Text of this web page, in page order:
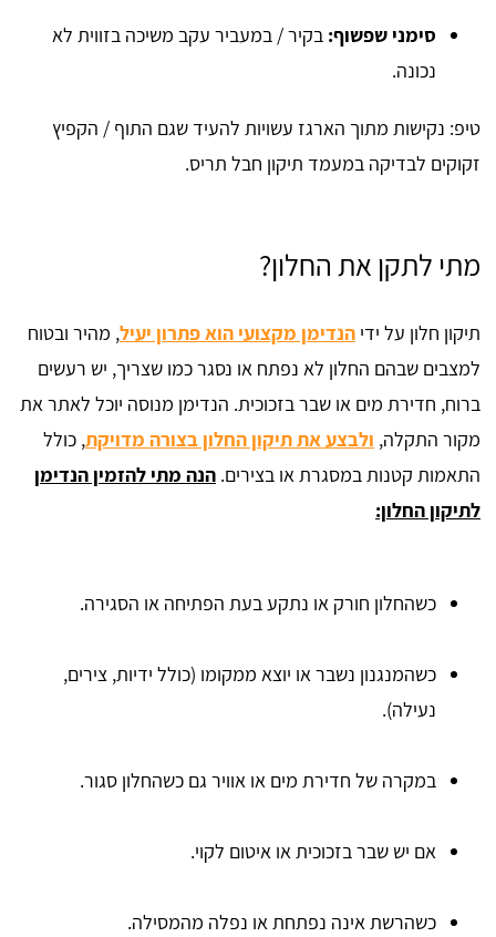
סימני שפשוף: בקיר / במעביר עקב משיכה בזווית לא
נכונה.
טיפ: נקישות מתוך הארגז עשויות להעיד שגם התוף / הקפיץ
זקוקים לבדיקה במעמד תיקון חבל תריס.
מתי לתקן את החלון?
תיקון חלון על ידי הנדימן מקצועי הוא פתרון יעיל, מהיר ובטוח
למצבים שבהם החלון לא נפתח או נסגר כמו שצריך, יש רעשים
ברוח, חדירת מים או שבר בזכוכית. הנדימן מנוסה יוכל לאתר את
מקור התקלה, ולבצע את תיקון החלון בצורה מדויקת, כולל
התאמות קטנות במסגרת או בצירים. הנה מתי להזמין הנדימן
לתיקון החלון:
כשהחלון חורק או נתקע בעת הפתיחה או הסגירה.
כשהמנגנון נשבר או יוצא ממקומו (כולל ידיות, צירים,
נעילה).
במקרה של חדירת מים או אוויר גם כשהחלון סגור.
אם יש שבר בזכוכית או איטום לקוי.
כשהרשת אינה נפתחת או נפלה מהמסילה.